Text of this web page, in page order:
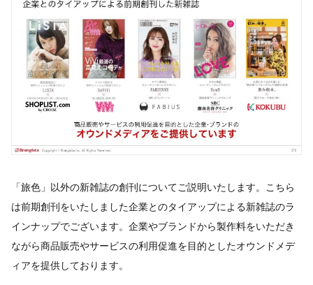
「旅色」以外の新雑誌の創刊についてご説明いたします。こちら
は前期創刊をいたしました企業とのタイアップによる新雑誌のラ
インナップでございます。企業やブランドから製作料をいただき
ながら商品販売やサービスの利用促進を目的としたオウンドメデ
ィアを提供しております。